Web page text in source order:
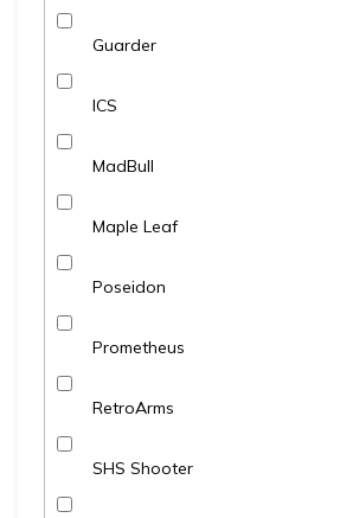
Guarder
ICS
MadBull
Maple Leaf
Poseidon
Prometheus
RetroArms
SHS Shooter